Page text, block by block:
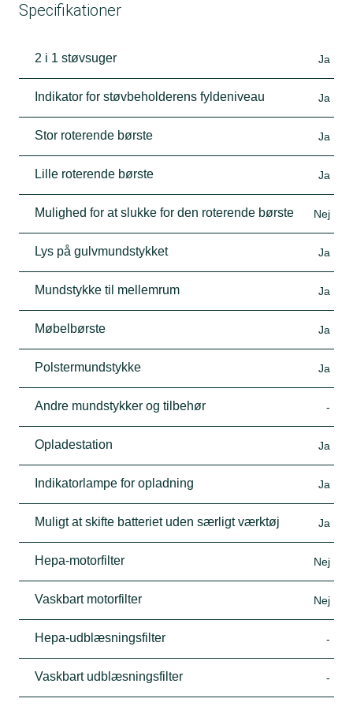
Specifikationer
2 i 1 støvsuger Ja
Indikator for støvbeholderens fyldeniveau Ja
Stor roterende børste Ja
Lille roterende børste Ja
Mulighed for at slukke for den roterende børste Nej
Lys på gulvmundstykket Ja
Mundstykke til mellemrum Ja
Møbelbørste Ja
Polstermundstykke Ja
Andre mundstykker og tilbehør -
Opladestation Ja
Indikatorlampe for opladning Ja
Muligt at skifte batteriet uden særligt værktøj Ja
Hepa-motorfilter Nej
Vaskbart motorfilter Nej
Hepa-udblæsningsfilter -
Vaskbart udblæsningsfilter -